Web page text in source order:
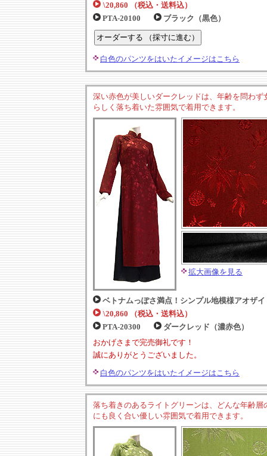
\20,860 （税込・送料込）
PTA-20100
ブラック（黒色）
白色のパンツをはいたイメージはこちら
深い赤色が美しいダークレッドは、年齢を問わず
らしく落ち着いた雰囲気で着用できます。
拡大画像を見る
ベトナムっぽさ満点！シンプル地模様アオザイ
\20,860 （税込・送料込）
PTA-20300
ダークレッド（濃赤色）
おかげさまで完売御礼です！
誠にありがとうございました。
白色のパンツをはいたイメージはこちら
落ち着きのあるライトグリーンは、どんな年齢層
にも良く合い優しい雰囲気で着用できます。